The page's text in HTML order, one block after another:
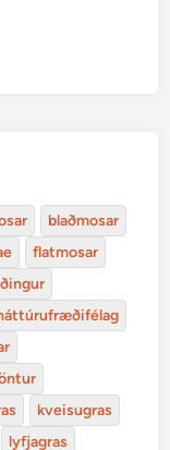
blaðmosar
flatmosar
kveisugras
lyfjagras